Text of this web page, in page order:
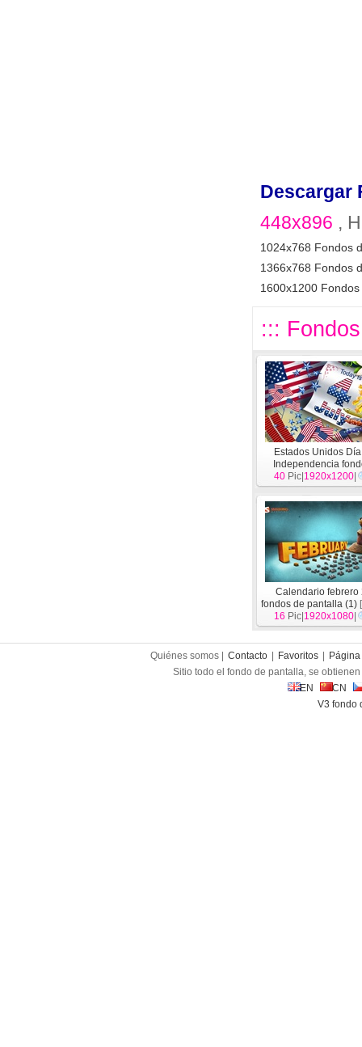
Descargar
448x896 ,
1024x768 Fondos
1366x768 Fondos
1600x1200
:::
Estados Unidos
Independencia
escritorio de tema[
40 Pic| 1920x1200
Calendario febrero
fondos de pantalla (1) [
16 Pic| 1920x1080
Quiénes somos | Contacto Favoritos
Sitio todo el fondo de pantalla, se
EN
CN
V3 fondo